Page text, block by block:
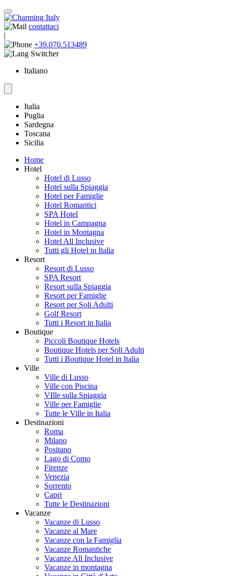
contattaci
|
+39.070.513489
Italiano
Italia
Puglia
Sardegna
Toscana
Sicilia
Home
Hotel
Hotel di Lusso
Hotel sulla Spiaggia
Hotel per Famiglie
Hotel Romantici
SPA Hotel
Hotel in Campagna
Hotel in Montagna
Hotel All Inclusive
Tutti gli Hotel in Italia
Resort
Resort di Lusso
SPA Resort
Resort sulla Spiaggia
Resort per Famiglie
Resort per Soli Adulti
Golf Resort
Tutti i Resort in Italia
Boutique
Piccoli Boutique Hotels
Boutique Hotels per Soli Adulti
Tutti i Boutique Hotel in Italia
Ville
Ville di Lusso
Ville con Piscina
VIlle sulla Spiaggia
Ville per Famiglie
Tutte le Ville in Italia
Destinazioni
Roma
Milano
Positano
Lago di Como
Firenze
Venezia
Sorrento
Capri
Tutte le Destinazioni
Vacanze
Vacanze di Lusso
Vacanze al Mare
Vacanze con la Famiglia
Vacanze Romantiche
Vacanze All Inclusive
Vacanze in montagna